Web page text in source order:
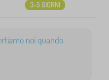
3-5 GIORNI
noi quando